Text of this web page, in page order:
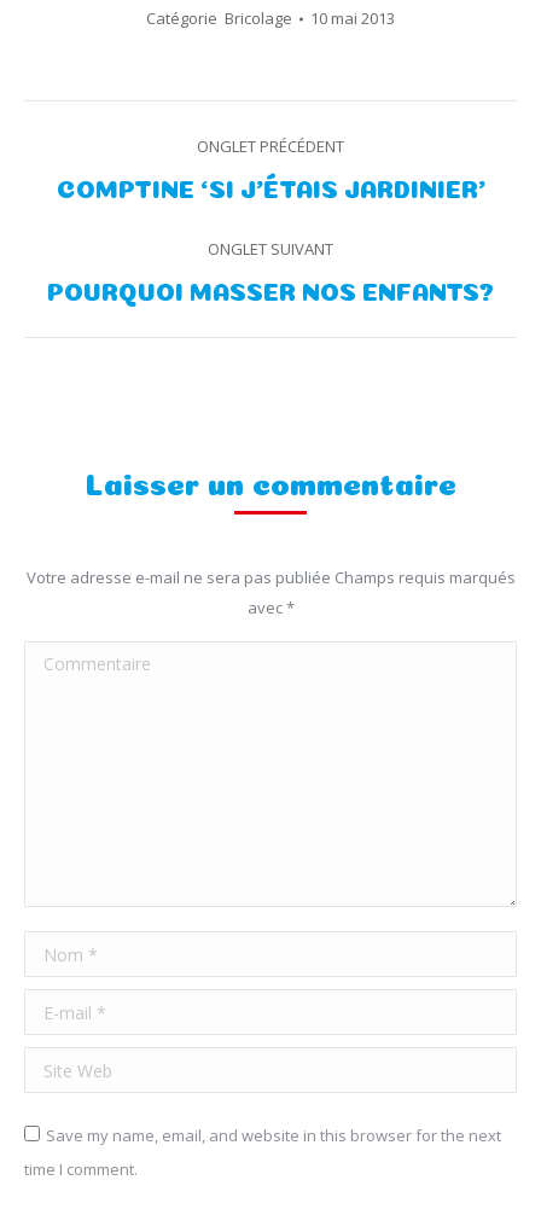
Catégorie Bricolage 10 mai 2013
de
ONGLET PRÉCÉDENT
Onglet
COMPTINE ‘SI J’ÉTAIS JARDINIER’
ONGLET SUIVANT
Onglet
POURQUOI MASSER NOS ENFANTS?
Laisser un commentaire
Votre adresse e-mail ne sera pas publiée Champs requis marqués
avec*
Commentaire
Nom *
E-mail *
Site Web
Save my name, email, and website in this browser for the next
time I comment.